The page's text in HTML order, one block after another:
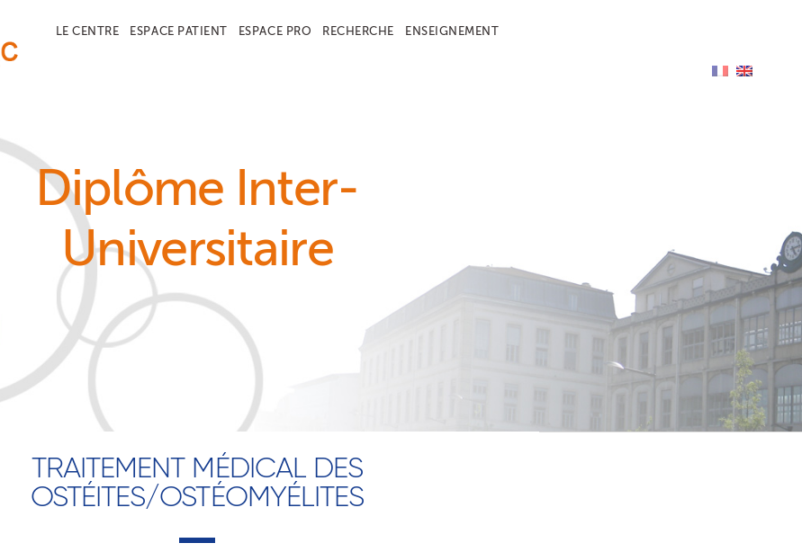
LE CENTRE ESPACE PATIENT ESPACE PRO RECHERCHE ENSEIGNEMENT
Diplôme Inter-
Universitaire
TRAITEMENT MÉDICAL DES
OSTÉITES/OSTÉOMYÉLITES